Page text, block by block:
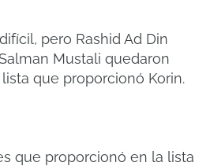
pero Rashid Ad Din
Mustali quedaron
que proporcionó Korin.
que proporcionó en la lista